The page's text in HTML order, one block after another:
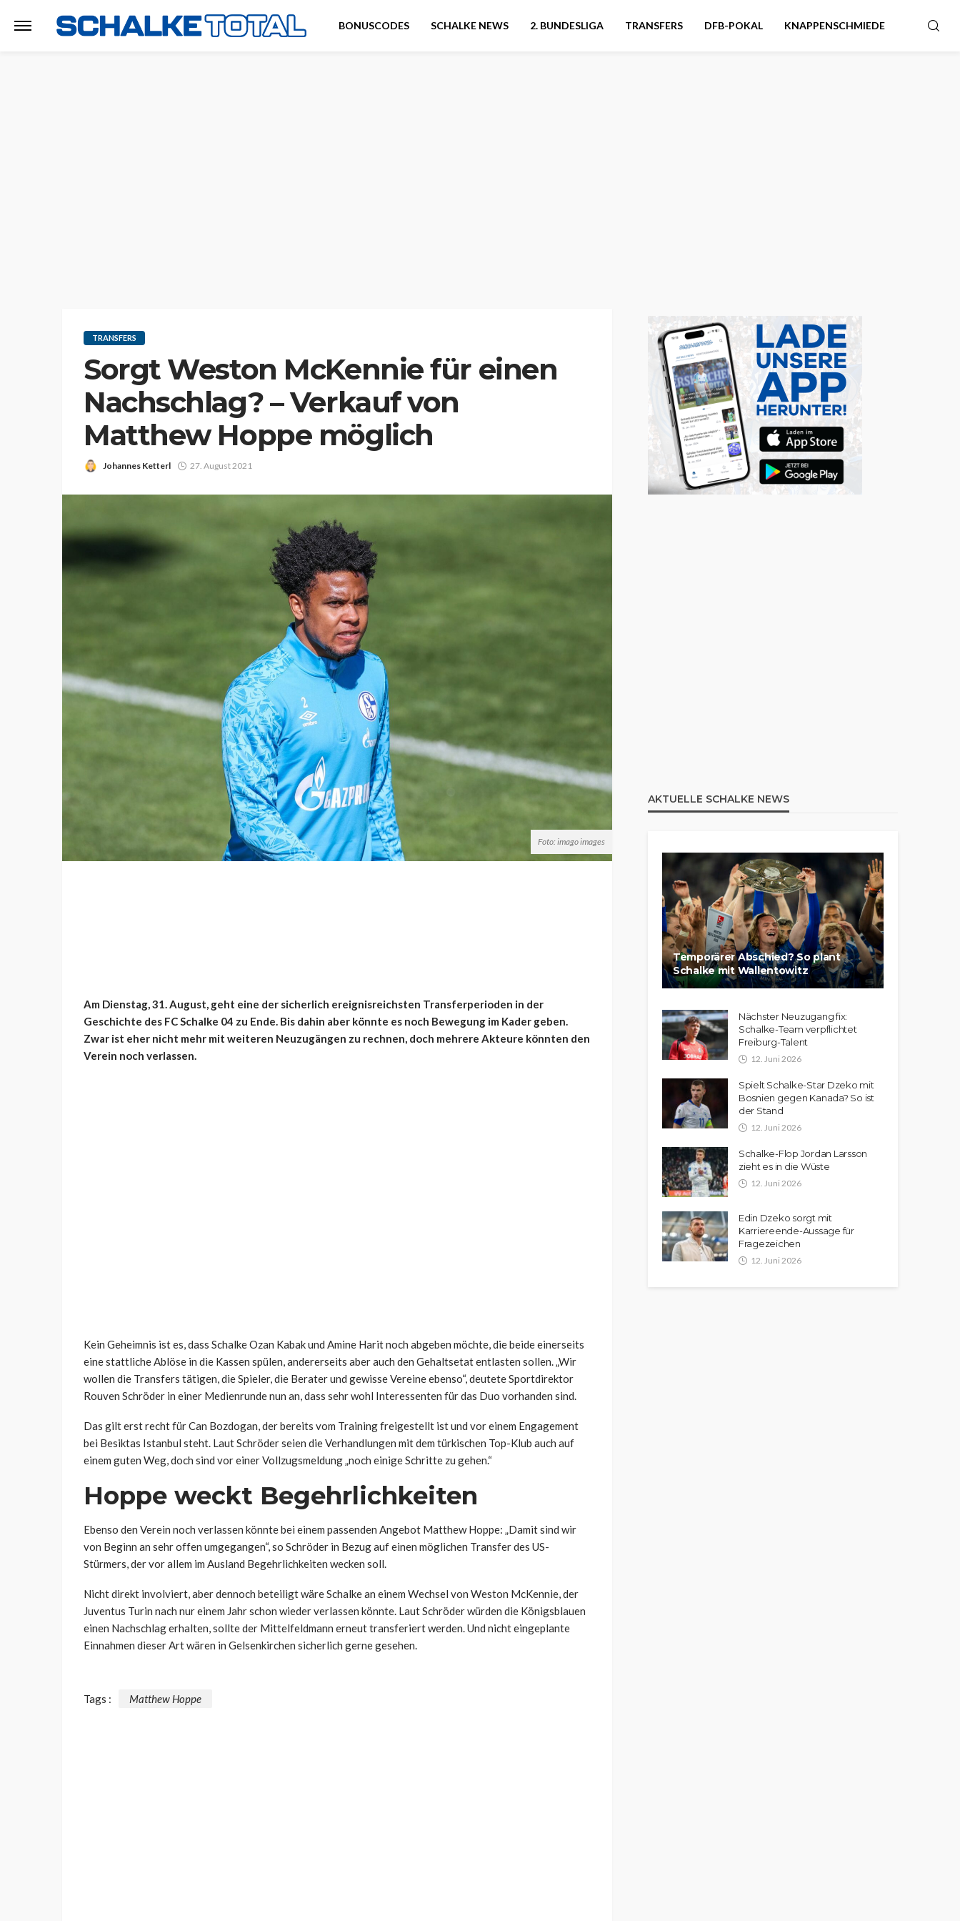
BONUSCODES SCHALKE NEWS 2. BUNDESLIGA TRANSFERS DFB-POKAL KNAPPENSCHMIEDE
TRANSFERS
Sorgt Weston McKennie für einen
Nachschlag? – Verkauf von
Matthew Hoppe möglich
Johannes Ketterl 27. August 2021
Foto: imago images
Am Dienstag, 31. August, geht eine der sicherlich ereignisreichsten Transferperioden in der
Geschichte des FC Schalke 04 zu Ende. Bis dahin aber könnte es noch Bewegung im Kader geben.
Zwar ist eher nicht mehr mit weiteren Neuzugängen zu rechnen, doch mehrere Akteure könnten den
Verein noch verlassen.
Kein Geheimnis ist es, dass Schalke Ozan Kabak und Amine Harit noch abgeben möchte, die beide einerseits
eine stattliche Ablöse in die Kassen spülen, andererseits aber auch den Gehaltsetat entlasten sollen. „Wir
wollen die Transfers tätigen, die Spieler, die Berater und gewisse Vereine ebenso“, deutete Sportdirektor
Rouven Schröder in einer Medienrunde nun an, dass sehr wohl Interessenten für das Duo vorhanden sind.
Das gilt erst recht für Can Bozdogan, der bereits vom Training freigestellt ist und vor einem Engagement
bei Besiktas Istanbul steht. Laut Schröder seien die Verhandlungen mit dem türkischen Top-Klub auch auf
einem guten Weg, doch sind vor einer Vollzugsmeldung „noch einige Schritte zu gehen.“
Hoppe weckt Begehrlichkeiten
Ebenso den Verein noch verlassen könnte bei einem passenden Angebot Matthew Hoppe: „Damit sind wir
von Beginn an sehr offen umgegangen“, so Schröder in Bezug auf einen möglichen Transfer des US-
Stürmers, der vor allem im Ausland Begehrlichkeiten wecken soll.
Nicht direkt involviert, aber dennoch beteiligt wäre Schalke an einem Wechsel von Weston McKennie, der
Juventus Turin nach nur einem Jahr schon wieder verlassen könnte. Laut Schröder würden die Königsblauen
einen Nachschlag erhalten, sollte der Mittelfeldmann erneut transferiert werden. Und nicht eingeplante
Einnahmen dieser Art wären in Gelsenkirchen sicherlich gerne gesehen.
Tags : Matthew Hoppe
AKTUELLE SCHALKE NEWS
Temporärer Abschied? So plant
Schalke mit Wallentowitz
Nächster Neuzugang fix:
Schalke-Team verpflichtet
Freiburg-Talent
12. Juni 2026
Spielt Schalke-Star Dzeko mit
Bosnien gegen Kanada? So ist
der Stand
12. Juni 2026
Schalke-Flop Jordan Larsson
zieht es in die Wüste
12. Juni 2026
Edin Dzeko sorgt mit
Karriereende-Aussage für
Fragezeichen
12. Juni 2026